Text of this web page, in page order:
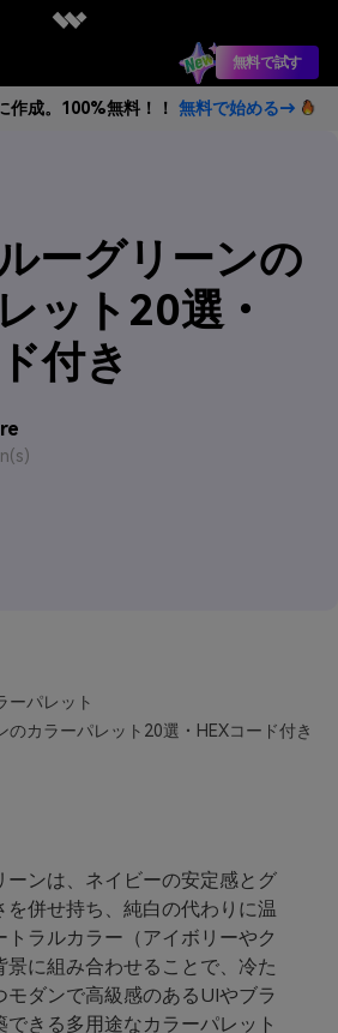
無料で試す
作成。100%無料！！ 無料で始める→
ーグリーンの
ット20選・
付き
ーパレット
のカラーパレット20選・HEXコード付き
ーンは、ネイビーの安定感とグ
を併せ持ち、純白の代わりに温
トラルカラー（アイボリーやク
景に組み合わせることで、冷た
モダンで高級感のあるUIやブラ
できる多用途なカラーパレット